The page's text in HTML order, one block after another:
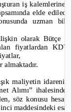
iş kalemlerine
elde
uzman
olarak Bütçe
fiyatlardan
almaktadır.
maliyetin
Alımı”
söz konusu
maddesindeki